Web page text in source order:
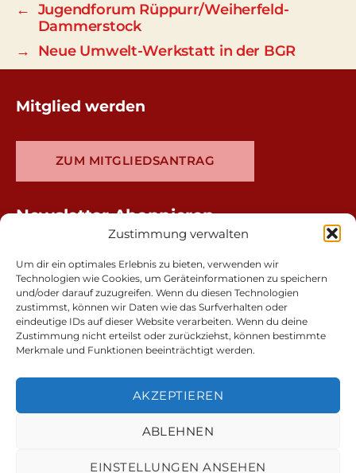
Zustimmung verwalten
Um dir ein optimales Erlebnis zu bieten, verwenden wir
Technologien wie Cookies, um Geräteinformationen zu speichern
und/oder darauf zuzugreifen. Wenn du diesen Technologien
zustimmst, können wir Daten wie das Surfverhalten oder
eindeutige IDs auf dieser Website verarbeiten. Wenn du deine
Zustimmung nicht erteilst oder zurückziehst, können bestimmte
Merkmale und Funktionen beeinträchtigt werden.
AKZEPTIEREN
ABLEHNEN
EINSTELLUNGEN ANSEHEN
← Jugendforum Rüppurr/Weiherfeld-
Dammerstock
→
Neue Umwelt-Werkstatt in der BGR
Mitglied werden
ZUM MITGLIEDSANTRAG
Newsletter Abonnieren